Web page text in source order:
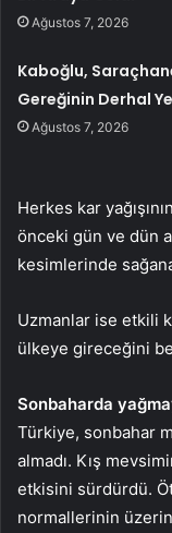
Ağustos 7, 2026
Kaboğlu,
Gereğinin Derhal
Ağustos 7, 2026
Herkes kar
önceki gün ve dün
kesimlerinde
Uzmanlar ise etkili
ülkeye gireceğini
Sonbaharda
Türkiye, sonbahar
almadı. Kış
etkisini sürdürdü.
normallerinin